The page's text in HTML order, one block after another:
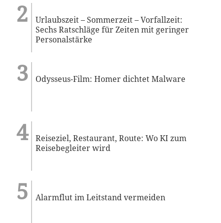
Urlaubszeit – Sommerzeit – Vorfallzeit:
Sechs Ratschläge für Zeiten mit geringer
Personalstärke
Odysseus-Film: Homer dichtet Malware
Reiseziel, Restaurant, Route: Wo KI zum
Reisebegleiter wird
Alarmflut im Leitstand vermeiden